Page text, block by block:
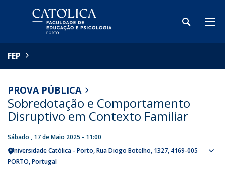
FEP
PROVA PÚBLICA
Sobredotação e Comportamento
Disruptivo em Contexto Familiar
Sábado , 17 de Maio 2025 - 11:00
Universidade Católica - Porto Rua Diogo Botelho, 1327 4169-005
PORTO Portugal